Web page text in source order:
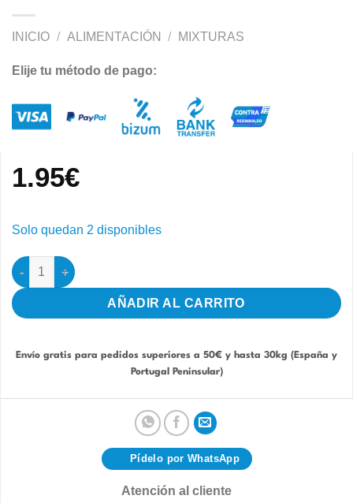
INICIO / ALIMENTACIÓN / MIXTURAS
Elije tu método de pago:
1.95€
Solo quedan 2 disponibles
Mixtura Agapornis y Ninfas 1kg (Original-Mix) cantidad
AÑADIR AL CARRITO
Envío gratis para pedidos superiores a 50€ y hasta 30kg (España y
Portugal Peninsular)
Pídelo por WhatsApp
Atención al cliente